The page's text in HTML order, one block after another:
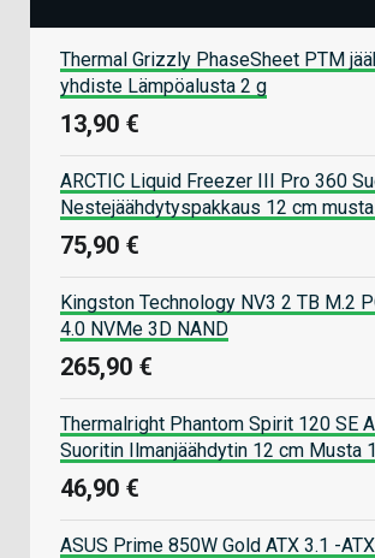
Thermal Grizzly PhaseSheet PTM
yhdiste Lämpöalusta 2 g
13,90 €
ARCTIC Liquid Freezer III Pro 360
Nestejäähdytyspakkaus 12 cm
75,90 €
Kingston Technology NV3 2 TB M.2
4.0 NVMe 3D NAND
265,90 €
Thermalright Phantom Spirit 120 SE
Suoritin Ilmanjäähdytin 12 cm Musta
46,90 €
ASUS Prime 850W Gold ATX 3.1 -